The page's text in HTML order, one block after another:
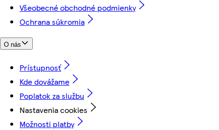
Všeobecné obchodné podmienky
Ochrana súkromia
O nás
Prístupnosť
Kde dovážame
Poplatok za službu
Nastavenia cookies
Možnosti platby